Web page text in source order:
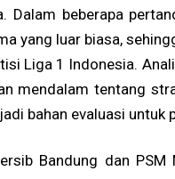
Dalam beberapa
yang luar biasa,
Liga 1 Indonesia.
mendalam tentang
bahan evaluasi untuk
Bandung dan